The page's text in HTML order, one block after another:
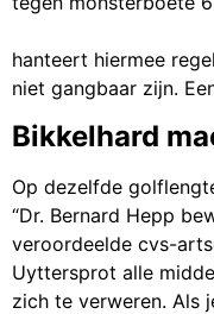
hanteert hiermee
niet gangbaar zijn.
Bikkelhard
Op dezelfde
“Dr. Bernard Hepp
veroordeelde cvs-
Uyttersprot alle
zich te verweren. Als